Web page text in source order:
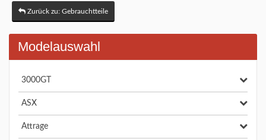
Zurück zu: Gebrauchtteile
Modelauswahl
3000GT
ASX
Attrage